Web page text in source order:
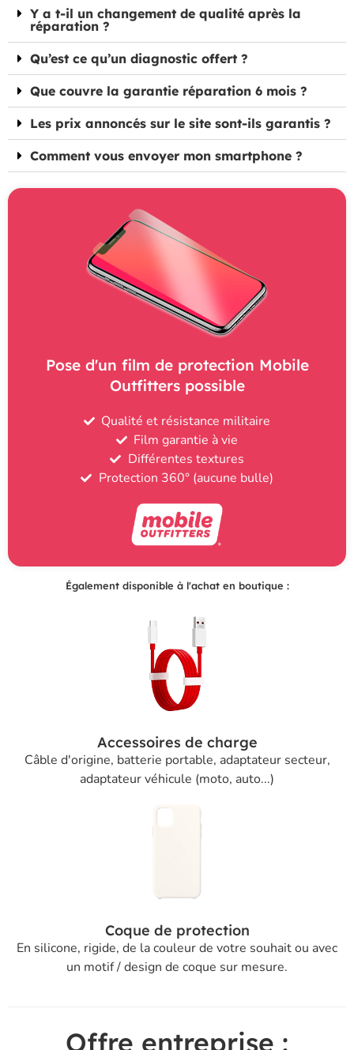
Y a t-il un changement de qualité après la
réparation ?
Qu’est ce qu’un diagnostic offert ?
Que couvre la garantie réparation 6 mois ?
Les prix annoncés sur le site sont-ils garantis ?
Comment vous envoyer mon smartphone ?
Pose d'un film de protection Mobile
Outfitters possible
Qualité et résistance militaire
Film garantie à vie
Différentes textures
Protection 360° (aucune bulle)
Également disponible à l'achat en boutique :
Accessoires de charge
Câble d'origine, batterie portable, adaptateur secteur,
adaptateur véhicule (moto, auto...)
Coque de protection
En silicone, rigide, de la couleur de votre souhait ou avec
un motif / design de coque sur mesure.
Offre entreprise :